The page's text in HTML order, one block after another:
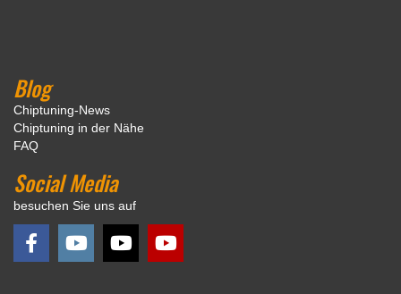
Blog
Chiptuning-News
Chiptuning in der Nähe
FAQ
Social Media
besuchen Sie uns auf